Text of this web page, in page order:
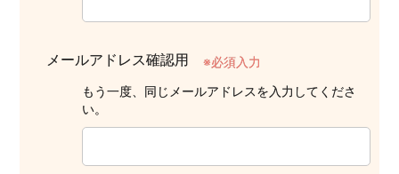
メールアドレス確認用 ※必須入力
もう一度、同じメールアドレスを入力してくださ
い。